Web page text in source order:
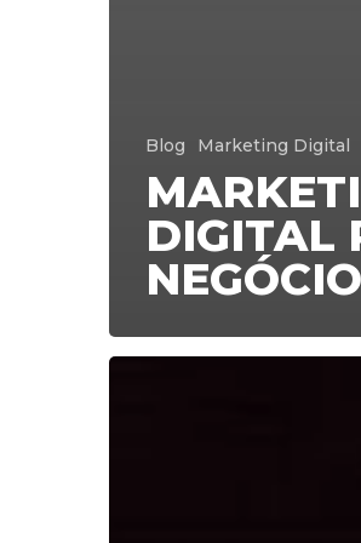
Blog Marketing Digital
DIGITAL